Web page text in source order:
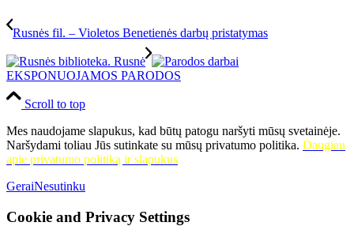
Rusnės fil. – Violetos Benetienės darbų pristatymas
EKSPONUOJAMOS PARODOS
Scroll to top
Mes naudojame slapukus, kad būtų patogu naršyti mūsų svetainėje.
Naršydami toliau Jūs sutinkate su mūsų privatumo politika. Daugiau
apie privatumo politiką ir slapukus
GeraiNesutinku
Cookie and Privacy Settings